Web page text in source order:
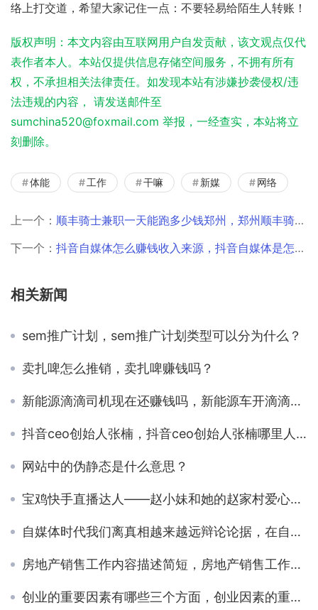
络上打交道，希望大家记住一点：不要轻易给陌生人转账！
版权声明：本文内容由互联网用户自发贡献，该文观点仅代
表作者本人。本站仅提供信息存储空间服务，不拥有所有
权，不承担相关法律责任。如发现本站有涉嫌抄袭侵权/违
法违规的内容， 请发送邮件至
sumchina520@foxmail.com 举报，一经查实，本站将立
刻删除。
体能 工作 干嘛 新媒 网络
上一个： 顺丰骑士兼职一天能跑多少钱郑州，郑州顺丰骑士一天能赚多少？
下一个： 抖音自媒体怎么赚钱收入来源，抖音自媒体是怎么赚钱的？
相关新闻
sem推广计划，sem推广计划类型可以分为什么？
卖扎啤怎么推销，卖扎啤赚钱吗？
新能源滴滴司机现在还赚钱吗，新能源车开滴滴赚钱不？
抖音ceo创始人张楠，抖音ceo创始人张楠哪里人？
网站中的伪静态是什么意思？
宝鸡快手直播达人——赵小妹和她的赵家村爱心团队
自媒体时代我们离真相越来越远辩论论据，在自媒体时代我们离真相越来越远辩论？
房地产销售工作内容描述简短，房地产销售工作内容描述范文？
创业的重要因素有哪些三个方面，创业因素的重要性？